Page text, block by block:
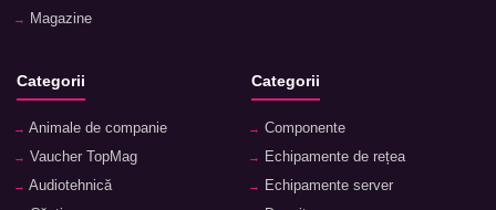
Magazine
Categorii
Animale de companie
Vaucher TopMag
Audiotehnică
Categorii
Componente
Echipamente de rețea
Echipamente server